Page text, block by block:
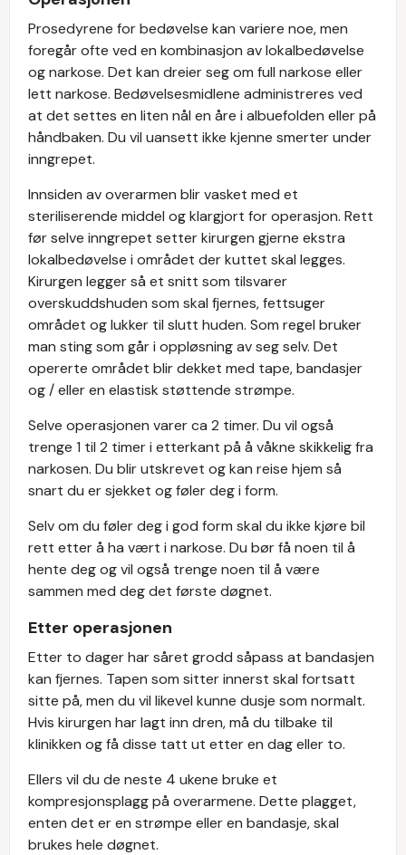
Prosedyrene for bedøvelse kan variere noe, men
foregår ofte ved en kombinasjon av lokalbedøvelse
og narkose. Det kan dreier seg om full narkose eller
lett narkose. Bedøvelsesmidlene administreres ved
at det settes en liten nål en åre i albuefolden eller på
håndbaken. Du vil uansett ikke kjenne smerter under
inngrepet.
Innsiden av overarmen blir vasket med et
steriliserende middel og klargjort for operasjon. Rett
før selve inngrepet setter kirurgen gjerne ekstra
lokalbedøvelse i området der kuttet skal legges.
Kirurgen legger så et snitt som tilsvarer
overskuddshuden som skal fjernes, fettsuger
området og lukker til slutt huden. Som regel bruker
man sting som går i oppløsning av seg selv. Det
opererte området blir dekket med tape, bandasjer
og / eller en elastisk støttende strømpe.
Selve operasjonen varer ca 2 timer. Du vil også
trenge 1 til 2 timer i etterkant på å våkne skikkelig fra
narkosen. Du blir utskrevet og kan reise hjem så
snart du er sjekket og føler deg i form.
Selv om du føler deg i god form skal du ikke kjøre bil
rett etter å ha vært i narkose. Du bør få noen til å
hente deg og vil også trenge noen til å være
sammen med deg det første døgnet.
Etter operasjonen
Etter to dager har såret grodd såpass at bandasjen
kan fjernes. Tapen som sitter innerst skal fortsatt
sitte på, men du vil likevel kunne dusje som normalt.
Hvis kirurgen har lagt inn dren, må du tilbake til
klinikken og få disse tatt ut etter en dag eller to.
Ellers vil du de neste 4 ukene bruke et
kompresjonsplagg på overarmene. Dette plagget,
enten det er en strømpe eller en bandasje, skal
brukes hele døgnet.